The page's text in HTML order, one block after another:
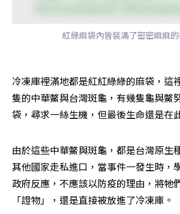
紅綠麻袋內皆裝滿了密密麻麻
冷凍庫裡滿地都是紅紅綠綠的麻袋，這
隻的中華鱉與台灣斑龜，有幾隻龜與鱉
袋，尋求一絲生機，但最後生命還是在
由於這些中華鱉與斑龜，都是台灣原生
其他國家走私進口，當事件一發生時，
政府反應，不應該以防疫的理由，將牠
「證物」，還是直接被放進了冷凍庫。